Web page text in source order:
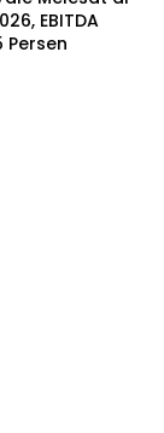
EBITDA
Persen